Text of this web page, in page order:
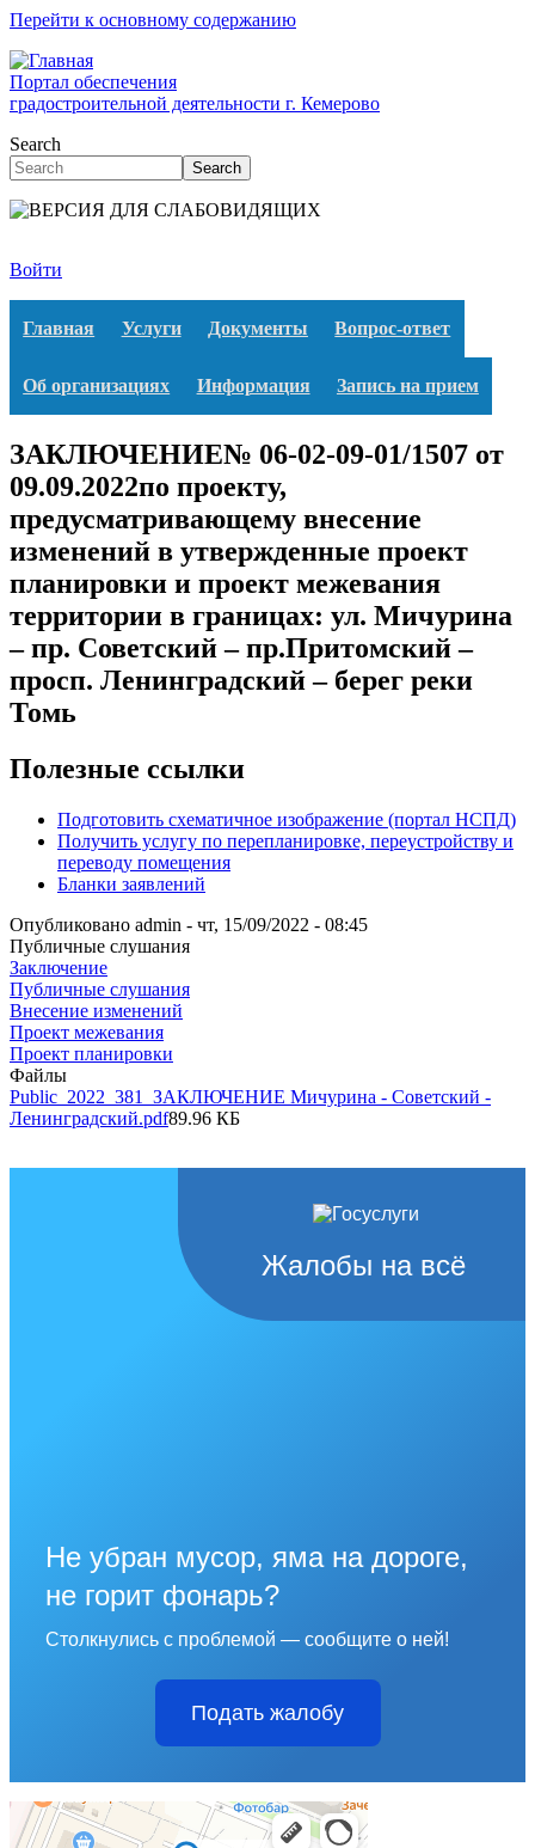
Перейти к основному содержанию
Портал обеспечения
градостроительной деятельности г. Кемерово
Search
Search
Войти
Главная Услуги Документы Вопрос-ответ
Об организациях Информация Запись на прием
ЗАКЛЮЧЕНИЕ№ 06-02-09-01/1507 от
09.09.2022по проекту,
предусматривающему внесение
изменений в утвержденные проект
планировки и проект межевания
территории в границах: ул. Мичурина
– пр. Советский – пр.Притомский –
просп. Ленинградский – берег реки
Томь
Полезные ссылки
Подготовить схематичное изображение (портал НСПД)
Получить услугу по перепланировке, переустройству и
переводу помещения
Бланки заявлений
Опубликовано admin - чт, 15/09/2022 - 08:45
Публичные слушания
Заключение
Публичные слушания
Внесение изменений
Проект межевания
Проект планировки
Файлы
Public_2022_381_ЗАКЛЮЧЕНИЕ Мичурина - Советский -
Ленинградский.pdf89.96 КБ
Жалобы на всё
Не убран мусор, яма на дороге,
не горит фонарь?
Столкнулись с проблемой — сообщите о ней!
Подать жалобу